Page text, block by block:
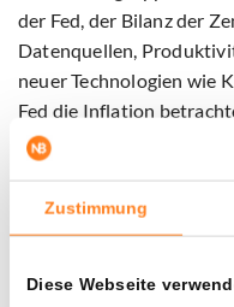
Zustimmung
Diese Webseite
der Fed, der Bilanz der
Datenquellen,
neuer Technologien wie
Fed die Inflation
gleichen Auftrag: von
stellen, die aktuelle
machen. Die Gruppe
anderem Vorschläge zu